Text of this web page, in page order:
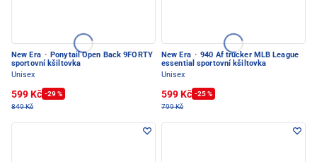
New Era · Ponytail Open Back 9FORTY
sportovní kšiltovka
Unisex
599 Kč -29 %
849 Kč
New Era · 940 Af trucker MLB League
essential sportovní kšiltovka
Unisex
599 Kč -25 %
799 Kč